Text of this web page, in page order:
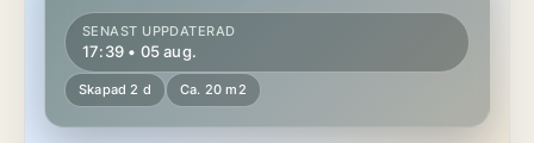
SENAST UPPDATERAD
17:39 • 05 aug.
Skapad 2 d Ca. 20 m2